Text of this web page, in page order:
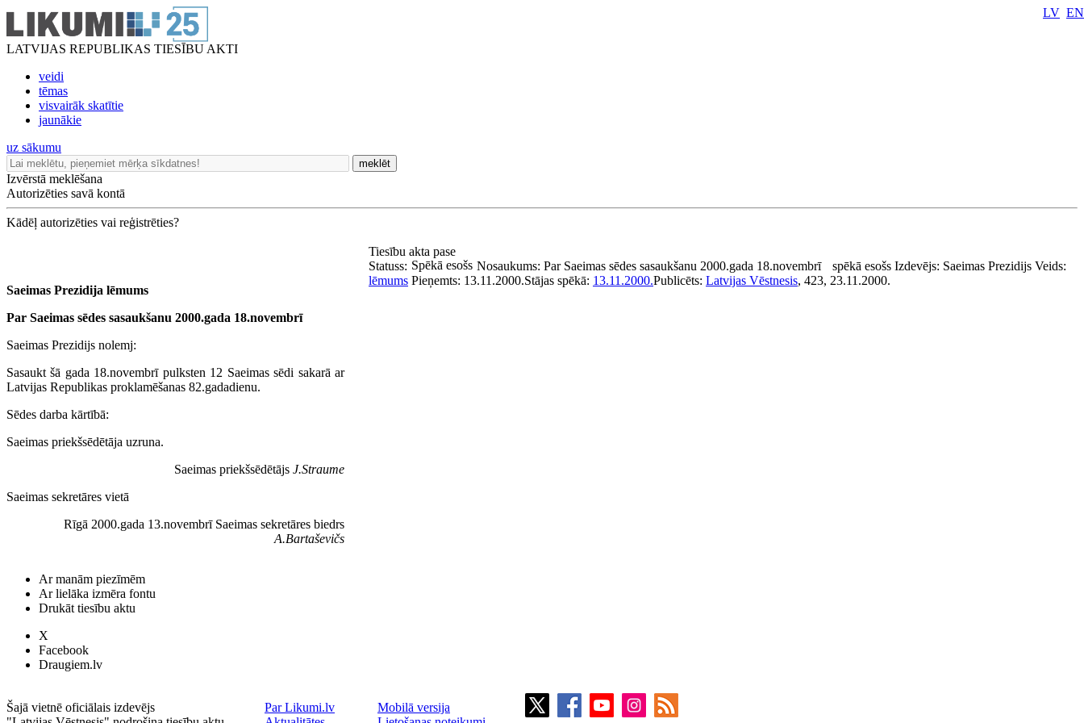
LATVIJAS REPUBLIKAS TIESĪBU AKTI
veidi
tēmas
visvairāk skatītie
jaunākie
LV EN
uz sākumu
meklēt
Izvērstā meklēšana
Autorizēties savā kontā
Kādēļ autorizēties vai reģistrēties?
Saeimas Prezidija lēmums
Par Saeimas sēdes sasaukšanu 2000.gada 18.novembrī
Saeimas Prezidijs nolemj:
Sasaukt šā gada 18.novembrī pulksten 12 Saeimas sēdi sakarā ar
Latvijas Republikas proklamēšanas 82.gadadienu.
Sēdes darba kārtībā:
Saeimas priekšsēdētāja uzruna.
Saeimas priekšsēdētājs J.Straume
Saeimas sekretāres vietā
Rīgā 2000.gada 13.novembrī Saeimas sekretāres biedrs
A.Bartaševičs
Tiesību akta pase
Nosaukums: Par Saeimas sēdes sasaukšanu 2000.gada 18.novembrī
Statuss: Spēkā esošs spēkā esošs Izdevējs: Saeimas Prezidijs Veids:
lēmums Pieņemts: 13.11.2000.Stājas spēkā: 13.11.2000.Publicēts: Latvijas Vēstnesis, 423, 23.11.2000.
Ar manām piezīmēm
Ar lielāka izmēra fontu
Drukāt tiesību aktu
X
Facebook
Draugiem.lv
Šajā vietnē oficiālais izdevējs
Par Likumi.lv
Mobilā versija